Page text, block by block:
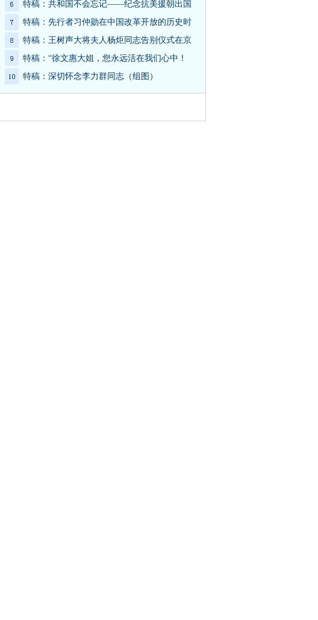
特稿：共和国不会忘记——纪念抗美援朝出国
特稿：先行者习仲勋在中国改革开放的历史时
特稿：王树声大将夫人杨炬同志告别仪式在京
特稿：“徐文惠大姐，您永远活在我们心中！
特稿：深切怀念李力群同志（组图）